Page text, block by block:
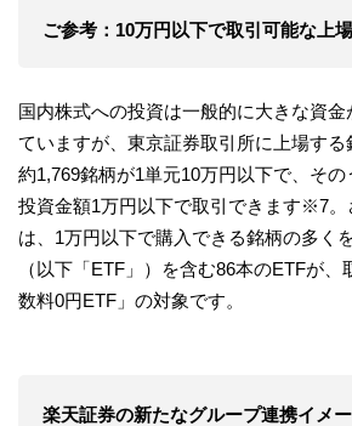
ご参考：10万円以下で取引可能な上
国内株式への投資は一般的に大きな資
ていますが、東京証券取引所に上場する
約1,769銘柄が1単元10万円以下で、そ
投資金額1万円以下で取引できます※7。
は、1万円以下で購入できる銘柄の多く
（以下「ETF」）を含む86本のETFが
数料0円ETF」の対象です。
楽天証券の新たなグループ連携イメ